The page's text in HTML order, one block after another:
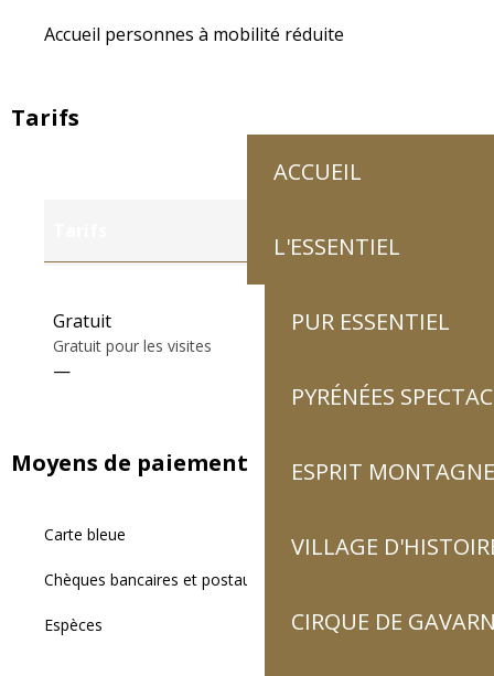
ACCUEIL
L'ESSENTIEL
PUR ESSENTIEL
PYRÉNÉES
ESPRIT MONTAGNE
VILLAGE
CIRQUE DE
Accueil personnes à mobilité réduite
Tarifs
Gratuit
Gratuit pour les visites
—
Moyens de paiement
Carte bleue
Chèques bancaires et postaux
Espèces